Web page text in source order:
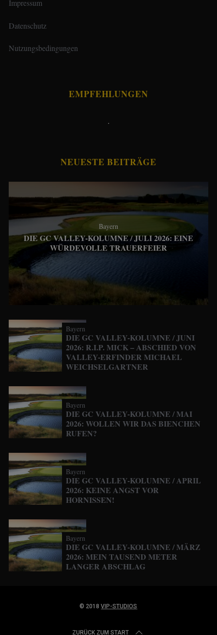
Impressum
Datenschutz
Nutzungsbedingungen
EMPFEHLUNGEN
.
NEUESTE BEITRÄGE
Bayern
DIE GC VALLEY-KOLUMNE / JULI 2026: EINE
WÜRDEVOLLE TRAUERFEIER
Bayern
DIE GC VALLEY-KOLUMNE / JUNI
2026: R.I.P. MICK – ABSCHIED VON
VALLEY-ERFINDER MICHAEL
WEICHSELGARTNER
Bayern
DIE GC VALLEY-KOLUMNE / MAI
2026: WOLLEN WIR DAS BIENCHEN
RUFEN?
Bayern
DIE GC VALLEY-KOLUMNE / APRIL
2026: KEINE ANGST VOR
HORNISSEN!
Bayern
DIE GC VALLEY-KOLUMNE / MÄRZ
2026: MEIN TAUSEND METER
LANGER ABSCHLAG
© 2018VIP-STUDIOS
ZURÜCK ZUM START